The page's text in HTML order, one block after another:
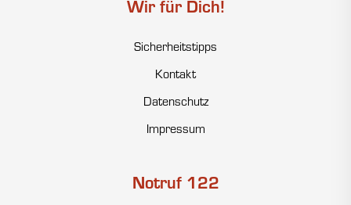
Wir für Dich!
Sicherheitstipps
Kontakt
Datenschutz
Impressum
Notruf 122